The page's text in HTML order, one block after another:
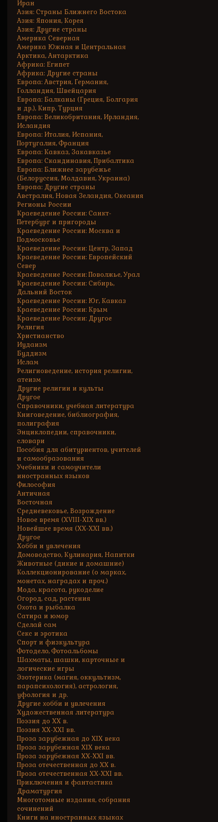
Иран
Азия: Страны Ближнего Востока
Азия: Япония, Корея
Азия: Другие страны
Америка Северная
Америка Южная и Центральная
Арктика, Антарктика
Африка: Египет
Африка: Другие страны
Европа: Австрия, Германия,
Голландия, Швейцария
Европа: Балканы (Греция, Болгария
и др.), Кипр, Турция
Европа: Великобритания, Ирландия,
Исландия
Европа: Италия, Испания,
Португалия, Франция
Европа: Кавказ, Закавказье
Европа: Скандинавия, Прибалтика
Европа: Ближнее зарубежье
(Белоруссия, Молдавия, Украина)
Европа: Другие страны
Австралия, Новая Зеландия, Океания
Регионы России
Краеведение России: Санкт-
Петербург и пригороды
Краеведение России: Москва и
Подмосковье
Краеведение России: Центр, Запад
Краеведение России: Европейский
Север
Краеведение России: Поволжье, Урал
Краеведение России: Сибирь,
Дальний Восток
Краеведение России: Юг, Кавказ
Краеведение России: Крым
Краеведение России: Другое
Религия
Христианство
Иудаизм
Буддизм
Ислам
Религиоведение, история религии,
атеизм
Другие религии и культы
Другое
Справочники, учебная литература
Книговедение, библиография,
полиграфия
Энциклопедии, справочники,
словари
Пособия для абитуриентов, учителей
и самообразования
Учебники и самоучители
иностранных языков
Философия
Античная
Восточная
Средневековье, Возрождение
Новое время (XVIII-XIX вв.)
Новейшее время (XX-XXI вв.)
Другое
Хобби и увлечения
Домоводство, Кулинария, Напитки
Животные (дикие и домашние)
Коллекционирование (о марках,
монетах, наградах и проч.)
Мода, красота, рукоделие
Огород, сад, растения
Охота и рыбалка
Сатира и юмор
Сделай сам
Секс и эротика
Спорт и физкультура
Фотодело, Фотоальбомы
Шахматы, шашки, карточные и
логические игры
Эзотерика (магия, оккультизм,
парапсихология), астрология,
уфология и др.
Другие хобби и увлечения
Художественная литература
Поэзия до XX в.
Поэзия XX-XXI вв.
Проза зарубежная до XIX века
Проза зарубежная XIX века
Проза зарубежная XX-XXI вв.
Проза отечественная до XX в.
Проза отечественная XX-XXI вв.
Приключения и фантастика
Драматургия
Многотомные издания, собрания
сочинений
Книги на иностранных языках